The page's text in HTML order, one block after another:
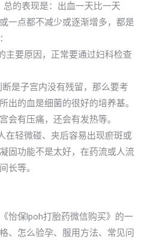
的表现是：出血一天比一天
一点都不减少或逐渐增多，都是
主要原因，正常要通过妇科检查
是子宫内没有残留，那么要考
出的血是细菌的很好的培养基。
会有压痛，还会有发热等。
在轻微碰、夹后容易出现瘀斑或
固功能不是太好，在药流或人流
长等。
怡保lpoh打胎药微信购买》的一
、怎么验孕、服用方法、常见问